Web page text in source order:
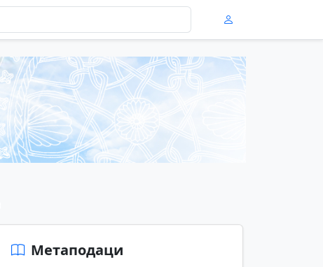
Метаподаци